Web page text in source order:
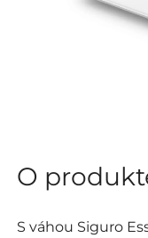
O
S váhou Siguro